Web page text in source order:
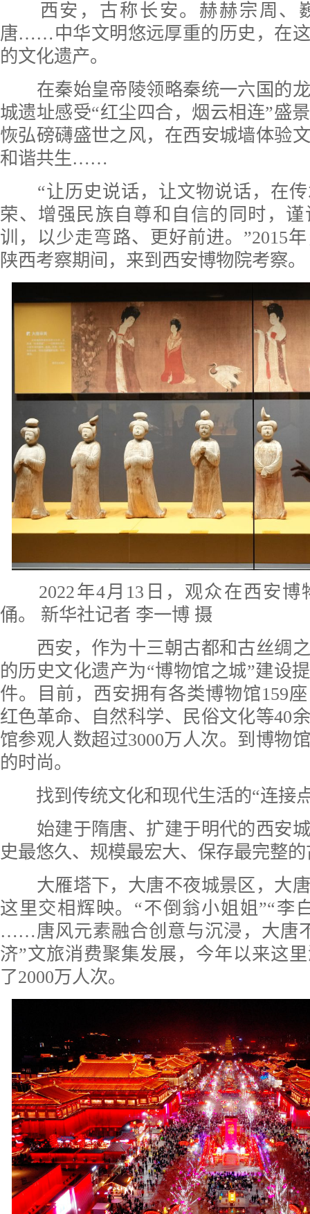
西安，古称长安。赫赫宗周、
唐……中华文明悠远厚重的历史，在
的文化遗产。
在秦始皇帝陵领略秦统一六国的龙
城遗址感受“红尘四合，烟云相连”盛
恢弘磅礴盛世之风，在西安城墙体验
和谐共生……
“让历史说话，让文物说话，在传
荣、增强民族自尊和自信的同时，
训，以少走弯路、更好前进。”2015
陕西考察期间，来到西安博物院考察。
2022年4月13日，观众在西安
俑。 新华社记者 李一博 摄
西安，作为十三朝古都和古丝绸之
的历史文化遗产为“博物馆之城”建设
件。目前，西安拥有各类博物馆159
红色革命、自然科学、民俗文化等40
馆参观人数超过3000万人次。到博物
的时尚。
找到传统文化和现代生活的“连接
始建于隋唐、扩建于明代的西安城
史最悠久、规模最宏大、保存最完整
大雁塔下，大唐不夜城景区，大唐
这里交相辉映。“不倒翁小姐姐”“李
……唐风元素融合创意与沉浸，大唐
济”文旅消费聚集发展，今年以来这
了2000万人次。